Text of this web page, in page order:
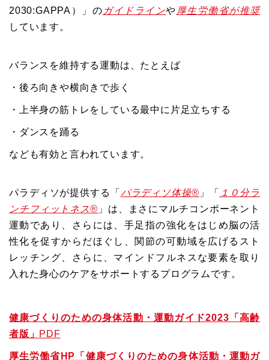
2030:GAPPA）」の ガイドラインや 厚生労働省が推奨
しています。
バランスを維持する運動は、たとえば
・後ろ向きや横向きで歩く
・上半身の筋トレをしている最中に片足立ちする
・ダンスを踊る
なども有効と言われています。
パラディソが提供する「 パラディソ体操® 」「
１０分ラ
ンチフィットネス® 」は、まさにマルチコンポーネント
運動であり、さらには、手足指の強化をはじめ脳の活
性化を促すからだほぐし、関節の可動域を広げるスト
レッチング、さらに、マインドフルネスな要素を取り
入れた身心のケアをサポートするプログラムです。
健康づくりのための身体活動・運動ガイド2023「高齢
者版」 PDF
厚生労働省HP「健康づくりのための身体活動・運動ガ